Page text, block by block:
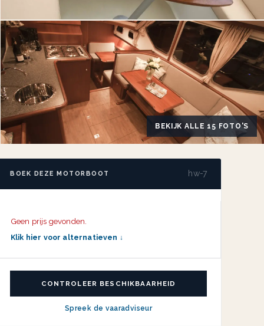
BEKIJK ALLE 15 FOTO'S
BOEK DEZE MOTORBOOT hw-7
Geen prijs gevonden.
Klik hier voor alternatieven ↓
CONTROLEER BESCHIKBAARHEID
Spreek de vaaradviseur